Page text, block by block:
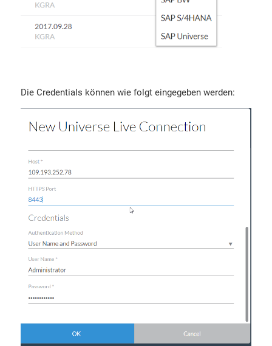
Die Credentials können wie folgt eingegeben werden: